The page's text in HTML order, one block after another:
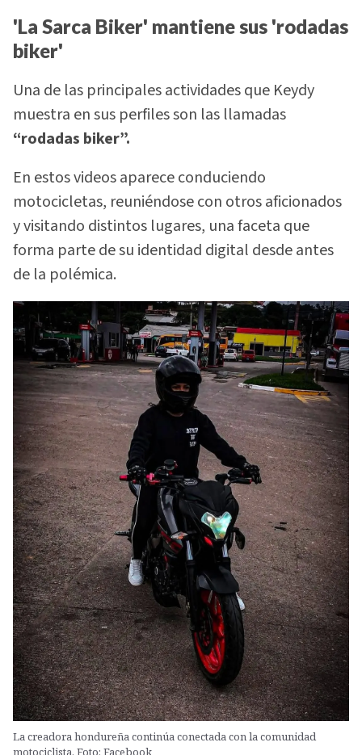
'La Sarca Biker' mantiene sus 'rodadas
biker'
Una de las principales actividades que Keydy
muestra en sus perfiles son las llamadas
“rodadas biker”.
En estos videos aparece conduciendo
motocicletas, reuniéndose con otros aficionados
y visitando distintos lugares, una faceta que
forma parte de su identidad digital desde antes
de la polémica.
La creadora hondureña continúa conectada con la comunidad